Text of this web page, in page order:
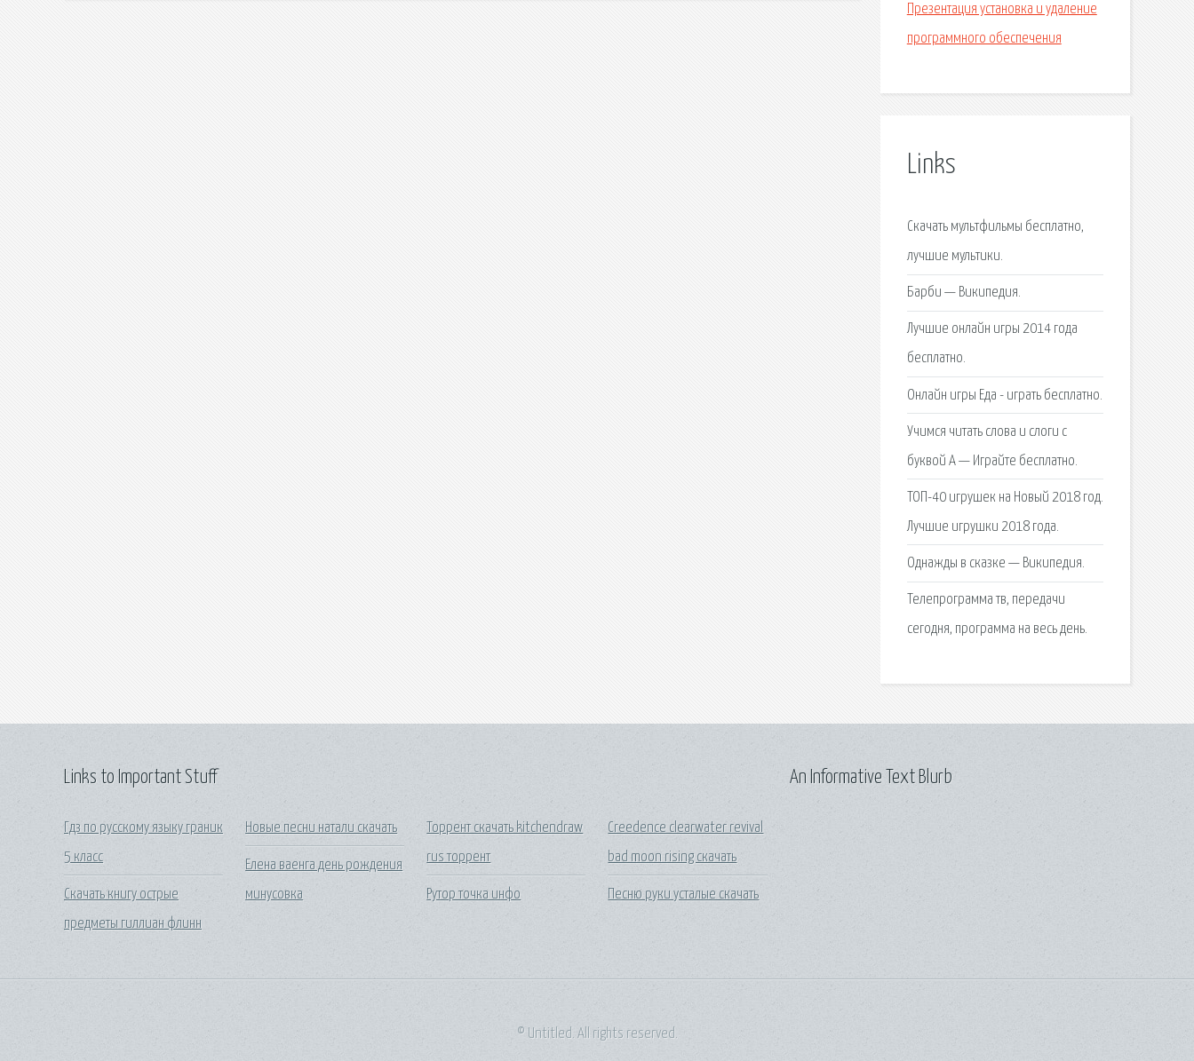
Презентация установка и удаление
программного обеспечения
Links
Скачать мультфильмы бесплатно,
лучшие мультики.
Барби — Википедия.
Лучшие онлайн игры 2014 года
бесплатно.
Онлайн игры Еда - играть бесплатно.
Учимся читать слова и слоги с
буквой А — Играйте бесплатно.
ТОП-40 игрушек на Новый 2018 год.
Лучшие игрушки 2018 года.
Однажды в сказке — Википедия.
Телепрограмма тв, передачи
сегодня, программа на весь день.
Links to Important Stuff
Гдз по русскому языку граник
5 класс
Скачать книгу острые
предметы гиллиан флинн
Новые песни натали скачать
Елена ваенга день рождения
минусовка
Торрент скачать kitchendraw
rus торрент
Рутор точка инфо
Creedence clearwater revival
bad moon rising скачать
Песню руки усталые скачать
An Informative Text Blurb
© Untitled. All rights reserved.